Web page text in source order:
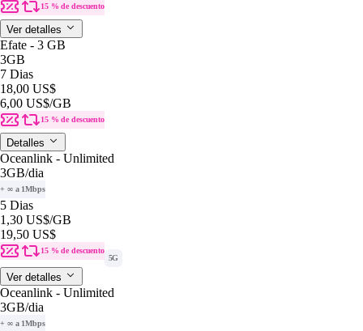
15 % de descuento
Ver detalles
Efate - 3 GB
3GB
7 Dias
18,00 US$
6,00 US$/GB
15 % de descuento
Detalles
Oceanlink - Unlimited
3GB/dia
+ ∞ a 1Mbps
5 Dias
1,30 US$/GB
19,50 US$
15 % de descuento
5G
Ver detalles
Oceanlink - Unlimited
3GB/dia
+ ∞ a 1Mbps